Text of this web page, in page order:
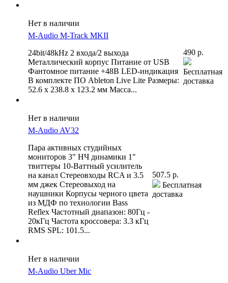
Нет в наличии
M-Audio M-Track MKII
24bit/48kHz 2 входа/2 выхода
Металлический корпус Питание от USB
Фантомное питание +48В LED-индикация
В комплекте ПО Ableton Live Lite Размеры:
52.6 x 238.8 x 123.2 мм Масса...
490 р.
Бесплатная
доставка
Нет в наличии
M-Audio AV32
Пара активных студийных
мониторов 3" НЧ динамики 1"
твиттеры 10-Ваттный усилитель
на канал Стереовходы RCA и 3.5
мм джек Стереовыход на
наушники Корпусы черного цвета
из МДФ по технологии Bass
Reflex Частотный диапазон: 80Гц -
20кГц Частота кроссовера: 3.3 кГц
RMS SPL: 101.5...
507.5 р.
Бесплатная
доставка
Нет в наличии
M-Audio Uber Mic